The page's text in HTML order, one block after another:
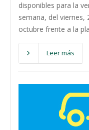
disponibles para la
semana, del
octubre frente a la
Leer más